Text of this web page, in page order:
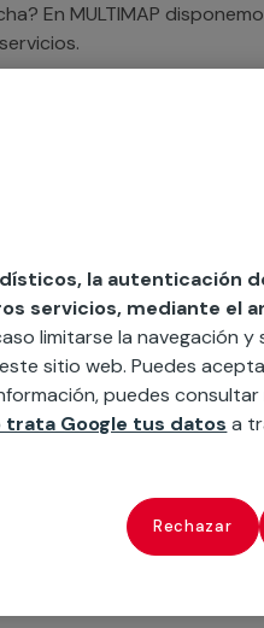
En MULTIMAP
podrán asesorarte
problema a la hora
la autenticación
servicios, mediante el
limitarse la navegación y
sitio web. Puedes
puedes
trata Google tus datos a
Rechazar